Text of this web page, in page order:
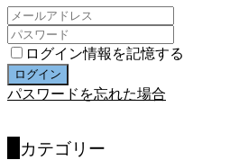
ログイン情報を記憶する
パスワードを忘れた場合
カテゴリー